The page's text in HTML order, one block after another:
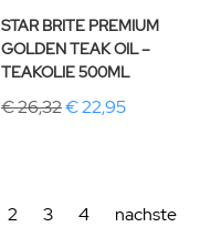
STAR BRITE PREMIUM
GOLDEN TEAK OIL –
TEAKOLIE 500ML
€ 26,32€ 22,95
2 3 4 nachste